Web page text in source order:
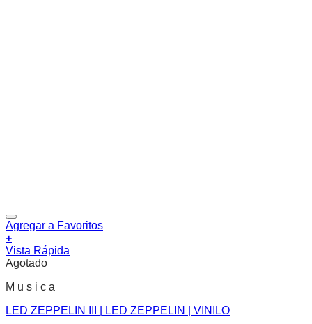
Agregar a Favoritos
+
Vista Rápida
Agotado
M u s i c a
LED ZEPPELIN III | LED ZEPPELIN | VINILO